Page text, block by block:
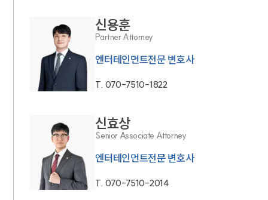
신용훈
Partner Attorney
엔터테인먼트전문 변호사
T. 070-7510-1822
신효상
Senior Associate Attorney
엔터테인먼트전문 변호사
T. 070-7510-2014